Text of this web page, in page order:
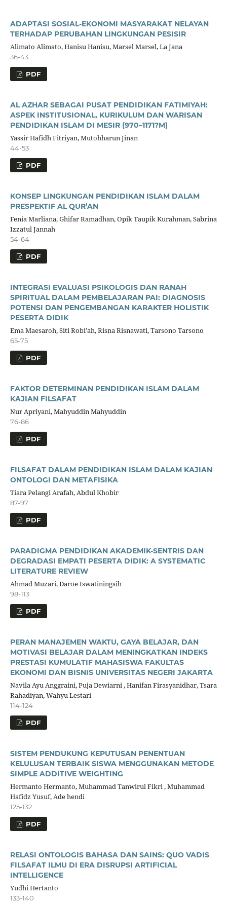
ADAPTASI SOSIAL-EKONOMI MASYARAKAT NELAYAN
TERHADAP PERUBAHAN LINGKUNGAN PESISIR
Alimato Alimato, Hanisu Hanisu, Marsel Marsel, La Jana
36-43
PDF
AL AZHAR SEBAGAI PUSAT PENDIDIKAN FATIMIYAH:
ASPEK INSTITUSIONAL, KURIKULUM DAN WARISAN
PENDIDIKAN ISLAM DI MESIR (970–1171?M)
Yassir Hafidh Fitriyan, Mutohharun Jinan
44-53
PDF
KONSEP LINGKUNGAN PENDIDIKAN ISLAM DALAM
PRESPEKTIF AL QUR’AN
Fenia Marliana, Ghifar Ramadhan, Opik Taupik Kurahman, Sabrina
Izzatul Jannah
54-64
PDF
INTEGRASI EVALUASI PSIKOLOGIS DAN RANAH
SPIRITUAL DALAM PEMBELAJARAN PAI: DIAGNOSIS
POTENSI DAN PENGEMBANGAN KARAKTER HOLISTIK
PESERTA DIDIK
Ema Maesaroh, Siti Robi’ah, Risna Risnawati, Tarsono Tarsono
65-75
PDF
FAKTOR DETERMINAN PENDIDIKAN ISLAM DALAM
KAJIAN FILSAFAT
Nur Apriyani, Mahyuddin Mahyuddin
76-86
PDF
FILSAFAT DALAM PENDIDIKAN ISLAM DALAM KAJIAN
ONTOLOGI DAN METAFISIKA
Tiara Pelangi Arafah, Abdul Khobir
87-97
PDF
PARADIGMA PENDIDIKAN AKADEMIK-SENTRIS DAN
DEGRADASI EMPATI PESERTA DIDIK: A SYSTEMATIC
LITERATURE REVIEW
Ahmad Muzari, Daroe Iswatiningsih
98-113
PDF
PERAN MANAJEMEN WAKTU, GAYA BELAJAR, DAN
MOTIVASI BELAJAR DALAM MENINGKATKAN INDEKS
PRESTASI KUMULATIF MAHASISWA FAKULTAS
EKONOMI DAN BISNIS UNIVERSITAS NEGERI JAKARTA
Navila Ayu Anggraini, Puja Dewiarni , Hanifan Firasyanidhar, Tsara
Rahadiyan, Wahyu Lestari
114-124
PDF
SISTEM PENDUKUNG KEPUTUSAN PENENTUAN
KELULUSAN TERBAIK SISWA MENGGUNAKAN METODE
SIMPLE ADDITIVE WEIGHTING
Hermanto Hermanto, Muhammad Tanwirul Fikri , Muhammad
Hafidz Yusuf, Ade hendi
125-132
PDF
RELASI ONTOLOGIS BAHASA DAN SAINS: QUO VADIS
FILSAFAT ILMU DI ERA DISRUPSI ARTIFICIAL
INTELLIGENCE
Yudhi Hertanto
133-140